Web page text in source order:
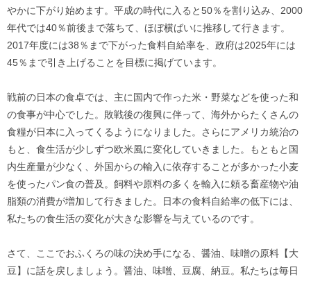
やかに下がり始めます。平成の時代に入ると50％を割り込み、2000
年代では40％前後まで落ちて、ほぼ横ばいに推移して行きます。
2017年度には38％まで下がった食料自給率を、政府は2025年には
45％まで引き上げることを目標に掲げています。
戦前の日本の食卓では、主に国内で作った米・野菜などを使った和
の食事が中心でした。敗戦後の復興に伴って、海外からたくさんの
食糧が日本に入ってくるようになりました。さらにアメリカ統治の
もと、食生活が少しずつ欧米風に変化していきました。もともと国
内生産量が少なく、外国からの輸入に依存することが多かった小麦
を使ったパン食の普及。飼料や原料の多くを輸入に頼る畜産物や油
脂類の消費が増加して行きました。日本の食料自給率の低下には、
私たちの食生活の変化が大きな影響を与えているのです。
さて、ここでおふくろの味の決め手になる、醤油、味噌の原料【大
豆】に話を戻しましょう。醤油、味噌、豆腐、納豆。私たちは毎日